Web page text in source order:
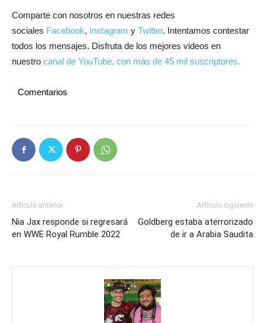
Comparte con nosotros en nuestras redes
sociales Facebook, Instagram y Twitter. Intentamos contestar
todos los mensajes. Disfruta de los mejores videos en
nuestro canal de YouTube, con más de 45 mil suscriptores.
Comentarios
Artículo anterior
Nia Jax responde si regresará
en WWE Royal Rumble 2022
Artículo siguiente
Goldberg estaba aterrorizado
de ir a Arabia Saudita